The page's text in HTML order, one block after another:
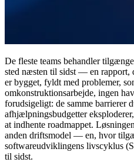
De fleste teams behandler
sted næsten til sidst — en rapport,
er bygget, fyldt med problemer,
omkonstruktionsarbejde, ingen
forudsigeligt: de samme barrierer
afhjælpningsbudgetter
at indhente roadmappet.
anden driftsmodel — en, hvor
softwareudviklingens livscyklus
til sidst.